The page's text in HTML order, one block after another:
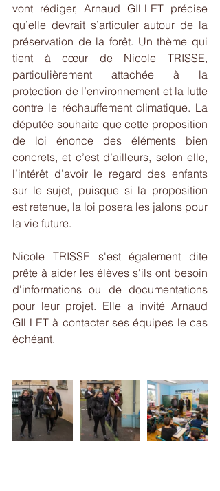
vont rédiger, Arnaud GILLET précise
qu’elle devrait s’articuler autour de la
préservation de la forêt. Un thème qui
tient à cœur de Nicole TRISSE,
particulièrement attachée à la
protection de l’environnement et la lutte
contre le réchauffement climatique. La
députée souhaite que cette proposition
de loi énonce des éléments bien
concrets, et c’est d’ailleurs, selon elle,
l’intérêt d’avoir le regard des enfants
sur le sujet, puisque si la proposition
est retenue, la loi posera les jalons pour
la vie future.
Nicole TRISSE s'est également dite
prête à aider les élèves s'ils ont besoin
d'informations ou de documentations
pour leur projet. Elle a invité Arnaud
GILLET à contacter ses équipes le cas
échéant.